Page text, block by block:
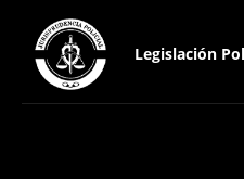
Legislación